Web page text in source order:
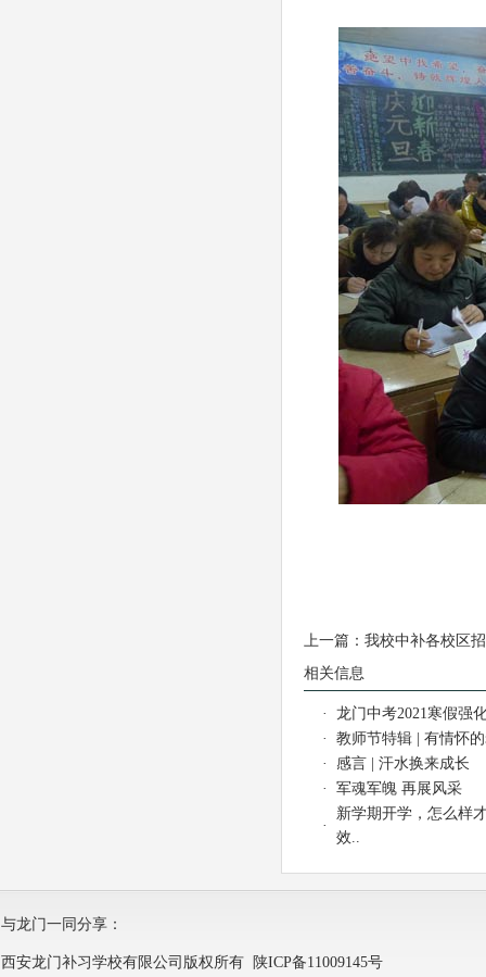
上一篇： 我校中补各校区
相关信息
·
龙门中考2021寒假强
·
教师节特辑 | 有情怀
·
感言 | 汗水换来成长
·
军魂军魄 再展风采
·
新学期开学，怎么样
效..
与龙门一同分享：
西安龙门补习学校有限公司版权所有
陕ICP备11009145号